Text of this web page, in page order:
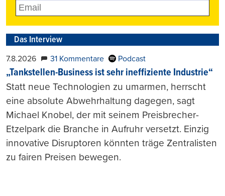
Das Interview
7.8.2026 31 Kommentare Podcast
„Tankstellen-Business ist sehr ineffiziente Industrie“
Statt neue Technologien zu umarmen, herrscht
eine absolute Abwehrhaltung dagegen, sagt
Michael Knobel, der mit seinem Preisbrecher-
Etzelpark die Branche in Aufruhr versetzt. Einzig
innovative Disruptoren könnten träge Zentralisten
zu fairen Preisen bewegen.